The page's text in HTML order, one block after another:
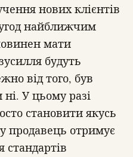
нових клієнтів
найближчим
мати
будуть
від того, був
У цьому разі
становити якусь
продавець отримує